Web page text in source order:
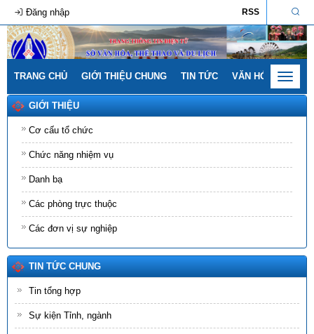
RSS
Đăng nhập
TRANG CHỦ GIỚI THIỆU CHUNG TIN TỨC VĂN HÓA - GIA
Toggle
GIỚI THIỆU
Cơ cấu tổ chức
Chức năng nhiệm vụ
Danh bạ
Các phòng trực thuộc
Các đơn vị sự nghiệp
TIN TỨC CHUNG
Tin tổng hợp
Sự kiện Tỉnh, ngành